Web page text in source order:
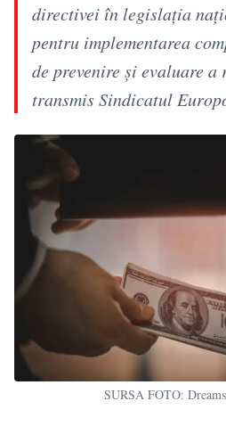
directivei în legislația
pentru implementarea
de prevenire și evaluare
transmis Sindicatul
SURSA FOTO: